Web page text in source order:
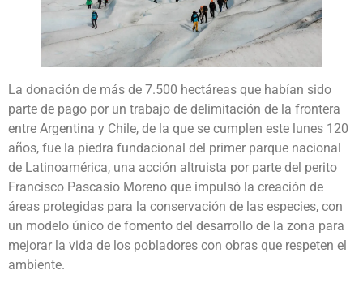
La donación de más de 7.500 hectáreas que habían sido
parte de pago por un trabajo de delimitación de la frontera
entre Argentina y Chile, de la que se cumplen este lunes 120
años, fue la piedra fundacional del primer parque nacional
de Latinoamérica, una acción altruista por parte del perito
Francisco Pascasio Moreno que impulsó la creación de
áreas protegidas para la conservación de las especies, con
un modelo único de fomento del desarrollo de la zona para
mejorar la vida de los pobladores con obras que respeten el
ambiente.